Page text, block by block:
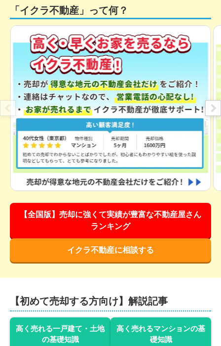
「イクラ不動産」って何？
【全国版】売却に強くて実績が豊富な不動産屋さん
ランキング
イクラ不動産に相談する
【初めて売却する方向け】解説記事
高く売れる一戸建て・土地
の基礎知識
高く売れるマンションの基
礎知識